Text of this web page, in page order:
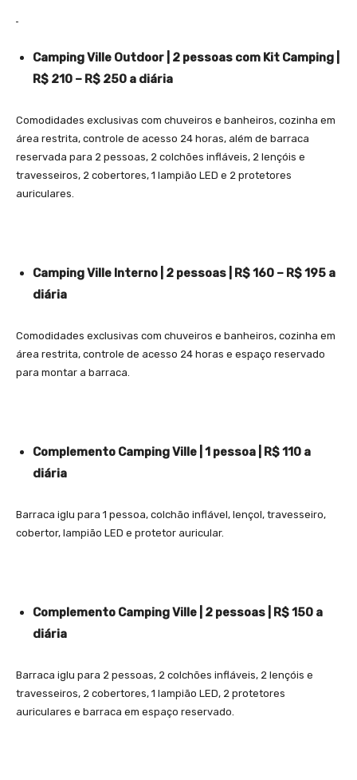
Camping Ville Outdoor | 2 pessoas com Kit Camping |
R$ 210 – R$ 250 a diária
Comodidades exclusivas com chuveiros e banheiros, cozinha em
área restrita, controle de acesso 24 horas, além de barraca
reservada para 2 pessoas, 2 colchões infláveis, 2 lençóis e
travesseiros, 2 cobertores, 1 lampião LED e 2 protetores
auriculares.
Camping Ville Interno | 2 pessoas | R$ 160 – R$ 195 a
diária
Comodidades exclusivas com chuveiros e banheiros, cozinha em
área restrita, controle de acesso 24 horas e espaço reservado
para montar a barraca.
Complemento Camping Ville | 1 pessoa | R$ 110 a
diária
Barraca iglu para 1 pessoa, colchão inflável, lençol, travesseiro,
cobertor, lampião LED e protetor auricular.
Complemento Camping Ville | 2 pessoas | R$ 150 a
diária
Barraca iglu para 2 pessoas, 2 colchões infláveis, 2 lençóis e
travesseiros, 2 cobertores, 1 lampião LED, 2 protetores
auriculares e barraca em espaço reservado.